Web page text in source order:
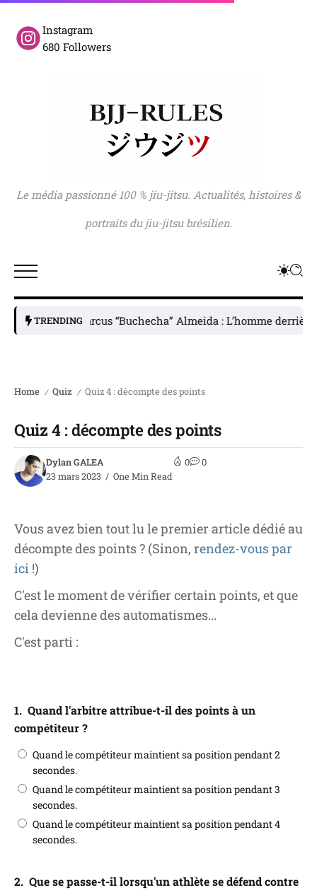
Instagram
680 Followers
Le média passionné 100 % jiu-jitsu. Actualités, histoires &
portraits du jiu-jitsu brésilien.
TRENDINGMarcus “Buchecha” Almeida : L’homme derrière la
Home / Quiz / Quiz 4 : décompte des points
Quiz 4 : décompte des points
Dylan GALEA
23 mars 2023
One Min Read
0 0
Vous avez bien tout lu le premier article dédié au
décompte des points ? (Sinon, rendez-vous par
ici !)
C'est le moment de vérifier certain points, et que
cela devienne des automatismes...
C'est parti :
1. Quand l'arbitre attribue-t-il des points à un
compétiteur ?
Quand le compétiteur maintient sa position pendant 2
secondes.
Quand le compétiteur maintient sa position pendant 3
secondes.
Quand le compétiteur maintient sa position pendant 4
secondes.
2. Que se passe-t-il lorsqu'un athlète se défend contre